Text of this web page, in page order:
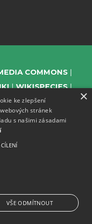
COMMONS
WIKISPECIES
WIKIMANIA
WIKISOURCE
ON TELEGRAM
×
ke zlepšení
stránek
s našimi zásadami
VŠE ODMÍTNOUT